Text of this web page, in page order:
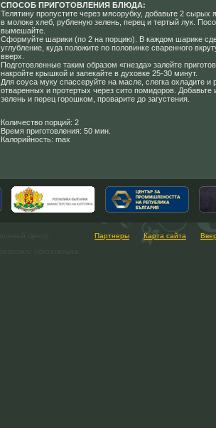
СПОСОБ ПРИГОТОВЛЕНИЯ БЛЮДА:
Телятину пропустите через мясорубку, добавьте 2 сырых
в молоке хлеб, рубленую зелень, перец и тертый лук.
вымешайте.
Сформуйте шарики (по 2 на порцию). В каждом шарике
углубление, куда положите по половинке сваренного
вверх.
Подготовленные таким образом «гнезда» залейте
накройте крышкой и запекайте в духовке 25-30 минут.
Для соуса муку спассеруйте на масле, слегка охладите и
отваренных и протертых через сито помидоров. Добавьте
зелень и перец горошком, проварите до загустения.
Количество порций: 2
Время приготовления: 50 мин.
Калорийность: max
Партнеры Карта сайта